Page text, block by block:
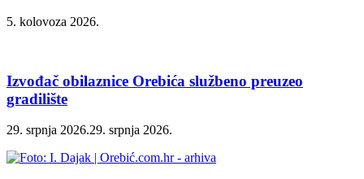
5. kolovoza 2026.
Izvođač obilaznice Orebića službeno preuzeo
gradilište
29. srpnja 2026.29. srpnja 2026.